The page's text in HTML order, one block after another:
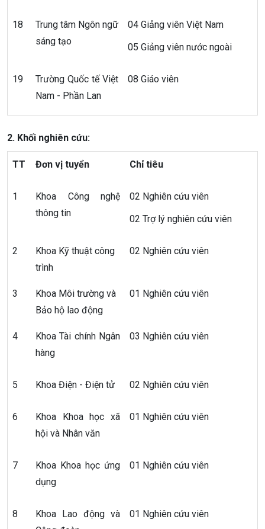
18
Trung tâm Ngôn ngữ
sáng tạo
04 Giảng viên Việt Nam
05 Giảng viên nước ngoài
19
Trường Quốc tế Việt
Nam - Phần Lan
08 Giáo viên
2. Khối nghiên cứu:
TT Đơn vị tuyển Chỉ tiêu
1
Khoa Công nghệ
thông tin
02 Nghiên cứu viên
02 Trợ lý nghiên cứu viên
2
Khoa Kỹ thuật công
trình
02 Nghiên cứu viên
3
Khoa Môi trường và
Bảo hộ lao động
01 Nghiên cứu viên
4
Khoa Tài chính Ngân
hàng
03 Nghiên cứu viên
5 Khoa Điện - Điện tử 02 Nghiên cứu viên
6
Khoa Khoa học xã
hội và Nhân văn
01 Nghiên cứu viên
7
Khoa Khoa học ứng
dụng
01 Nghiên cứu viên
8
Khoa Lao động và
01 Nghiên cứu viên